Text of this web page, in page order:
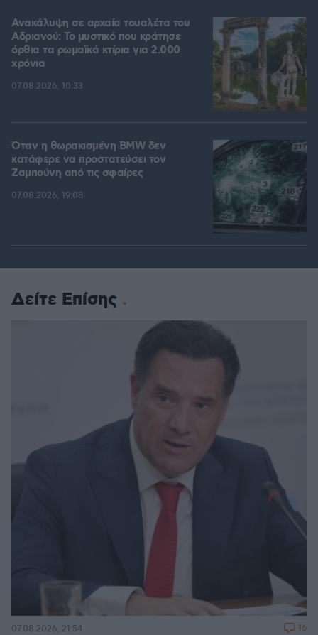
Ανακάλυψη σε αρχαία τουαλέτα του
Αδριανού: Το μυστικό που κράτησε
όρθια τα ρωμαϊκά κτίρια για 2.000
χρόνια
07.08.2026, 10:33
Όταν η θωρακισμένη BMW δεν
κατάφερε να προστατεύσει τον
Ζαμπούνη από τις σφαίρες
07.08.2026, 19:08
Δείτε Επίσης
07.08.2026, 21:54 16